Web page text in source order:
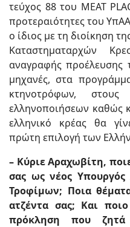
τεύχος 88 του MEAT
προτεραιότητες του
ο ίδιος με τη διοίκηση
Καταστηματαρχών
αναγραφής προέλευσης
μηχανές, στα
κτηνοτρόφων,
ελληνοποιήσεων καθώς
ελληνικό κρέας θα
πρώτη επιλογή των
– Κύριε Αραχωβίτη,
σας ως νέος Υπουργός
Τροφίμων; Ποια
ατζέντα σας; Και
πρόκληση που ζητά